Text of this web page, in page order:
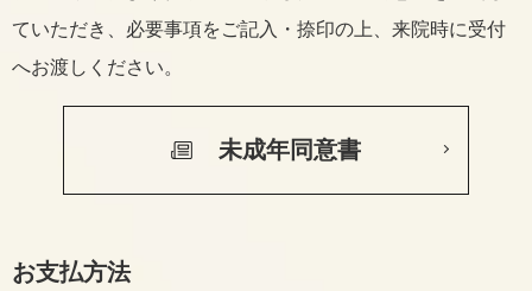
ていただき、 必要事項をご記入・捺印の上、来院時に受付
へお渡しください。
未成年同意書
お支払方法